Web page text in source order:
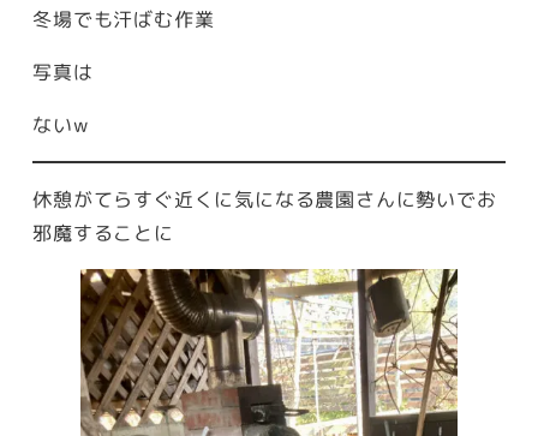
冬場でも汗ばむ作業
写真は
ないw
休憩がてらすぐ近くに気になる農園さんに勢いでお
邪魔することに